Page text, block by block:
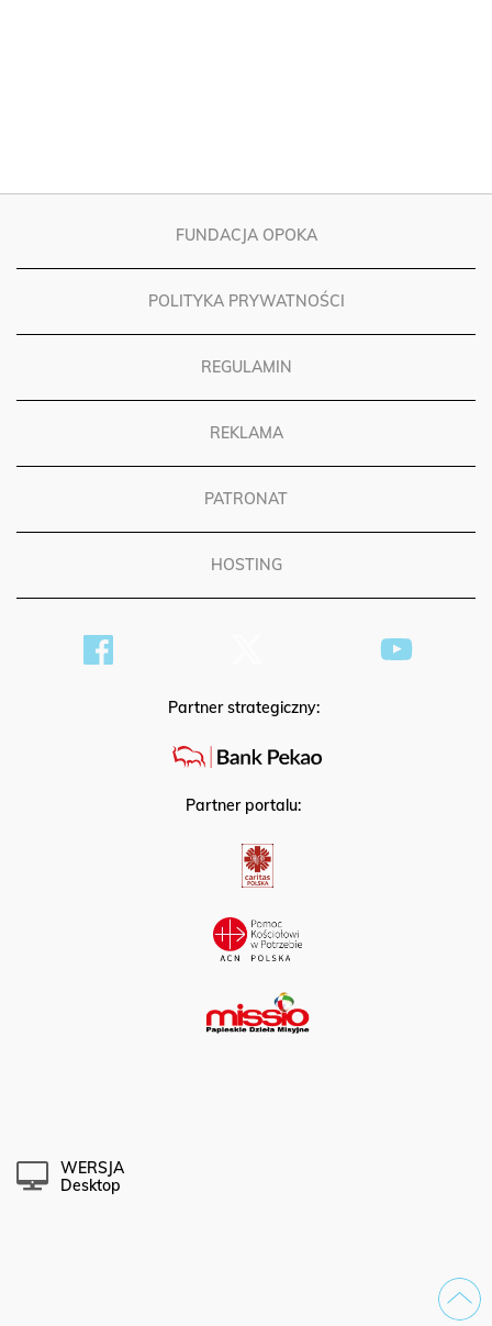
FUNDACJA OPOKA
POLITYKA PRYWATNOŚCI
REGULAMIN
REKLAMA
PATRONAT
HOSTING
Partner strategiczny:
Partner portalu:
WERSJA
Desktop